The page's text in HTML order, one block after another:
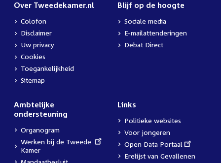
Over Tweedekamer.nl
Colofon
Disclaimer
Uw privacy
Cookies
Toegankelijkheid
Sitemap
Blijf op de hoogte
Sociale media
E-mailattenderingen
Debat Direct
Ambtelijke
ondersteuning
Organogram
External
link:
Werken bij de Tweede
Kamer
Links
Politieke websites
Voor jongeren
External
link:
Open Data Portaal
Erelijst van Gevallenen